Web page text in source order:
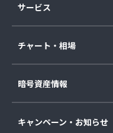
サービス
チャート・相場
暗号資産情報
キャンペーン・お知らせ